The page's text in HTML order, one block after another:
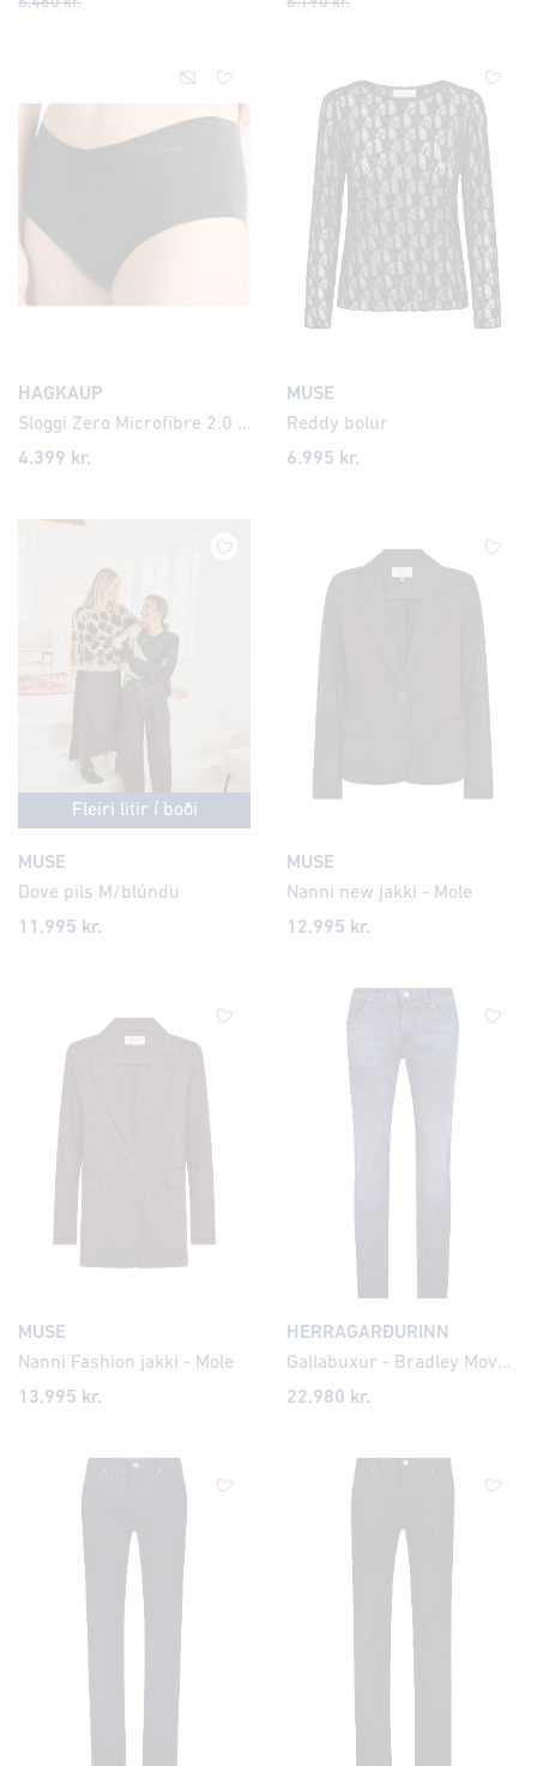
HAGKAUP
Sloggi Zero Microfibre 2.0 Short 2Pk Svartar
4.399 kr.
MUSE
Reddy bolur
6.995 kr.
Fleiri litir í boði
MUSE
Dove pils M/blúndu
11.995 kr.
MUSE
Nanni new jakki - Mole
12.995 kr.
MUSE
Nanni Fashion jakki - Mole
13.995 kr.
HERRAGARÐURINN
Gallabuxur - Bradley Move Lite Modern Fit
22.980 kr.